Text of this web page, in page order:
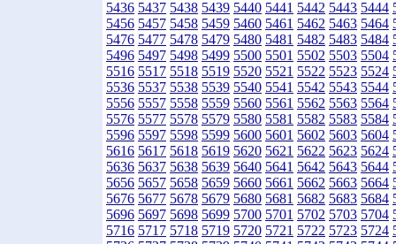
5436 5437 5438 5439 5440 5441 5442 5443 5444
5456 5457 5458 5459 5460 5461 5462 5463 5464
5476 5477 5478 5479 5480 5481 5482 5483 5484
5496 5497 5498 5499 5500 5501 5502 5503 5504
5516 5517 5518 5519 5520 5521 5522 5523 5524
5536 5537 5538 5539 5540 5541 5542 5543 5544
5556 5557 5558 5559 5560 5561 5562 5563 5564
5576 5577 5578 5579 5580 5581 5582 5583 5584
5596 5597 5598 5599 5600 5601 5602 5603 5604
5616 5617 5618 5619 5620 5621 5622 5623 5624
5636 5637 5638 5639 5640 5641 5642 5643 5644
5656 5657 5658 5659 5660 5661 5662 5663 5664
5676 5677 5678 5679 5680 5681 5682 5683 5684
5696 5697 5698 5699 5700 5701 5702 5703 5704
5716 5717 5718 5719 5720 5721 5722 5723 5724